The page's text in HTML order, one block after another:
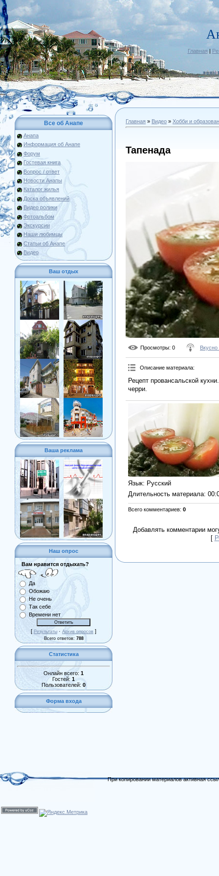
Главная |
Все об Анапе
Анапа
Информация об Анапе
Форум
Гостевая книга
Вопрос / ответ
Новости Анапы
Каталог жилья
Доска объявлений
Видео ролики
Фотоальбом
Экскурсии
Наши любимцы
Статьи об Анапе
Видео
Ваш отдых
Ваша реклама
Наш опрос
Вам нравится отдыхать?
Да
Обожаю
Не очень
Так себе
Времени нет
[ Результаты · Архив опросов ]
Всего ответов: 788
Статистика
Онлайн всего: 1
Гостей: 1
Пользователей: 0
Форма входа
Главная » Видео » Хобби и
Тапенада
Просмотры: 0
Описание материала:
Рецепт провансальской
черри.
Язык: Русский
Длительность материала:
Всего комментариев: 0
Добавлять комментарии
[
При копировании материалов активная